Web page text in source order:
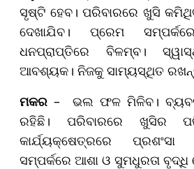
ସୃଷ୍ଟି ହେବ। ପରିବାରରେ ଖୁସି
ଦେଖାଯିବ। ପ୍ରେମ
ଧନପ୍ରାପ୍ତିରେ ବିଳମ୍ବ।
ଆବଶ୍ୟକ। ନିଜକୁ ସାମ୍ୟସ୍ଥିତ
ମକର – ଭଲ ଫଳ ମିଳିବ।
ରହିଛି। ପରିବାରରେ ଖୁସିର
କାର୍ଯ୍ୟକ୍ଷେତ୍ରରେ
ସମ୍ପର୍କରେ ଆଶା ଓ ସୁମଧୁରତା ବୃଦ୍ଧି